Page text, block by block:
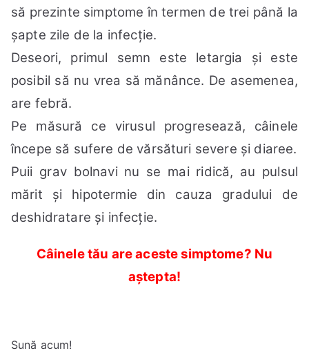
să prezinte simptome în termen de trei până la
șapte zile de la infecție.
Deseori, primul semn este letargia și este
posibil să nu vrea să mănânce. De asemenea,
are febră.
Pe măsură ce virusul progresează, câinele
începe să sufere de vărsături severe și diaree.
Puii grav bolnavi nu se mai ridică, au pulsul
mărit și hipotermie din cauza gradului de
deshidratare și infecție.
Câinele tău are aceste simptome? Nu
aștepta!
Sună acum!